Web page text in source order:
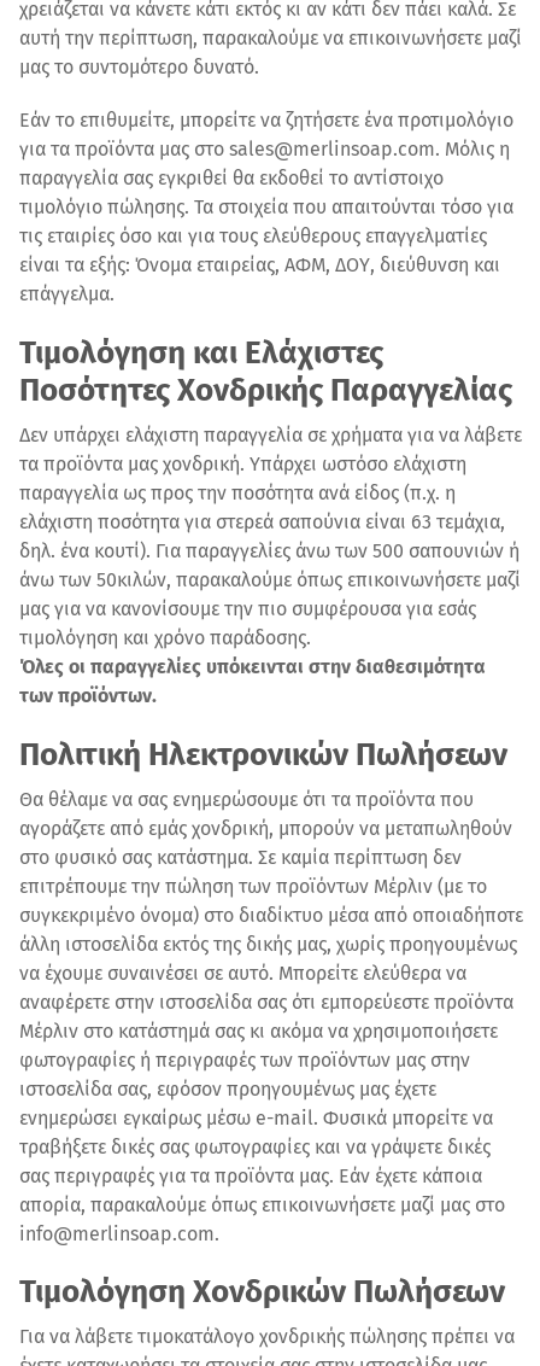
χρειάζεται να κάνετε κάτι εκτός κι αν κάτι δεν πάει καλά. Σε
αυτή την περίπτωση, παρακαλούμε να επικοινωνήσετε μαζί
μας το συντομότερο δυνατό.
Εάν το επιθυμείτε, μπορείτε να ζητήσετε ένα προτιμολόγιο
για τα προϊόντα μας στο sales@merlinsoap.com. Μόλις η
παραγγελία σας εγκριθεί θα εκδοθεί το αντίστοιχο
τιμολόγιο πώλησης. Τα στοιχεία που απαιτούνται τόσο για
τις εταιρίες όσο και για τους ελεύθερους επαγγελματίες
είναι τα εξής: Όνομα εταιρείας, ΑΦΜ, ΔΟΥ, διεύθυνση και
επάγγελμα.
Τιμολόγηση και Ελάχιστες
Ποσότητες Χονδρικής Παραγγελίας
Δεν υπάρχει ελάχιστη παραγγελία σε χρήματα για να λάβετε
τα προϊόντα μας χονδρική. Υπάρχει ωστόσο ελάχιστη
παραγγελία ως προς την ποσότητα ανά είδος (π.χ. η
ελάχιστη ποσότητα για στερεά σαπούνια είναι 63 τεμάχια,
δηλ. ένα κουτί). Για παραγγελίες άνω των 500 σαπουνιών ή
άνω των 50κιλών, παρακαλούμε όπως επικοινωνήσετε μαζί
μας για να κανονίσουμε την πιο συμφέρουσα για εσάς
τιμολόγηση και χρόνο παράδοσης.
Όλες οι παραγγελίες υπόκεινται στην διαθεσιμότητα
των προϊόντων.
Πολιτική Ηλεκτρονικών Πωλήσεων
Θα θέλαμε να σας ενημερώσουμε ότι τα προϊόντα που
αγοράζετε από εμάς χονδρική, μπορούν να μεταπωληθούν
στο φυσικό σας κατάστημα. Σε καμία περίπτωση δεν
επιτρέπουμε την πώληση των προϊόντων Μέρλιν (με το
συγκεκριμένο όνομα) στο διαδίκτυο μέσα από οποιαδήποτε
άλλη ιστοσελίδα εκτός της δικής μας, χωρίς προηγουμένως
να έχουμε συναινέσει σε αυτό. Μπορείτε ελεύθερα να
αναφέρετε στην ιστοσελίδα σας ότι εμπορεύεστε προϊόντα
Μέρλιν στο κατάστημά σας κι ακόμα να χρησιμοποιήσετε
φωτογραφίες ή περιγραφές των προϊόντων μας στην
ιστοσελίδα σας, εφόσον προηγουμένως μας έχετε
ενημερώσει εγκαίρως μέσω e-mail. Φυσικά μπορείτε να
τραβήξετε δικές σας φωτογραφίες και να γράψετε δικές
σας περιγραφές για τα προϊόντα μας. Εάν έχετε κάποια
απορία, παρακαλούμε όπως επικοινωνήσετε μαζί μας στο
info@merlinsoap.com.
Τιμολόγηση Χονδρικών Πωλήσεων
Για να λάβετε τιμοκατάλογο χονδρικής πώλησης πρέπει να